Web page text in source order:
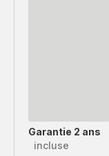
Garantie 2 ans
incluse